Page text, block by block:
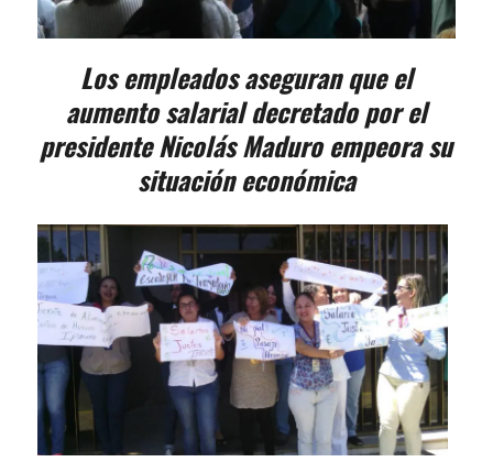
Los empleados aseguran que el
aumento salarial decretado por el
presidente Nicolás Maduro empeora su
situación económica